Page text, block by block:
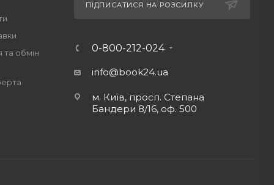
обмін
ПІДПИСАТИСЯ НА РОЗСИЛКУ
0-800-212-024
info@book24.ua
м. Київ, просп. Степана
Бандери 8/16, оф. 500